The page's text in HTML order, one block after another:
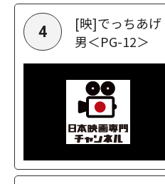
4
[映]でっちあげ
男＜PG-12＞